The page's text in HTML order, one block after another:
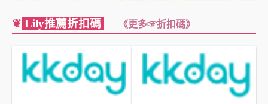
❦ Lily推薦折扣碼 《更多☞折扣碼》